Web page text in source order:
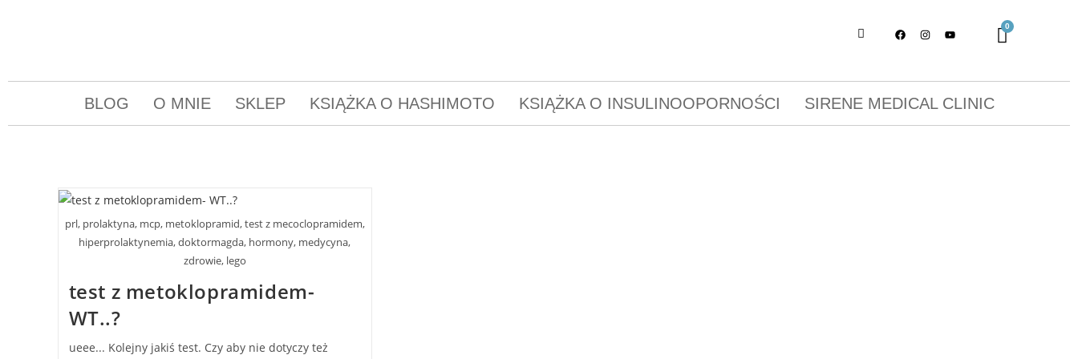
BLOG O MNIE SKLEP KSIĄŻKA O HASHIMOTO KSIĄŻKA O INSULINOOPORNOŚCI SIRENE MEDICAL CLINIC
prl, prolaktyna, mcp, metoklopramid, test z mecoclopramidem,
hiperprolaktynemia, doktormagda, hormony, medycyna,
zdrowie, lego
test z metoklopramidem-
WT..?
ueee... Kolejny jakiś test. Czy aby nie dotyczy też